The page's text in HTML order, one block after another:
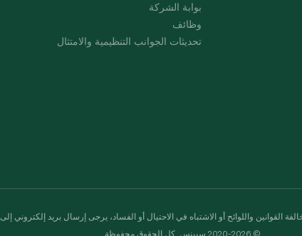
بوابة الشركة
وظائف
تحديثات الجوانب التنظيمية والامتثال
القوانين واللوائح أو الاشتباه في الاحتيال أو الفساد، يرجى إرسال بريد إلكتروني إلى
© 2020-2026 سبينس. كل الحقوق محفوظة